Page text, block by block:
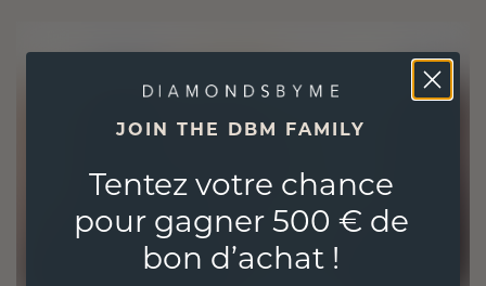
JOIN THE DBM FAMILY
Tentez votre chance
pour gagner 500 € de
bon d’achat !